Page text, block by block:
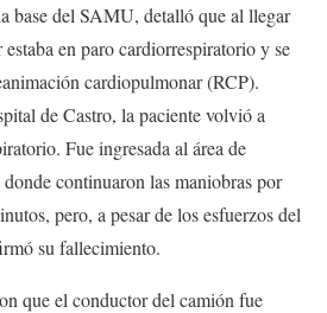
base del SAMU, detalló que al llegar
en paro cardiorrespiratorio y se
cardiopulmonar (RCP).
de Castro, la paciente volvió a
Fue ingresada al área de
continuaron las maniobras por
pero, a pesar de los esfuerzos del
su fallecimiento.
que el conductor del camión fue